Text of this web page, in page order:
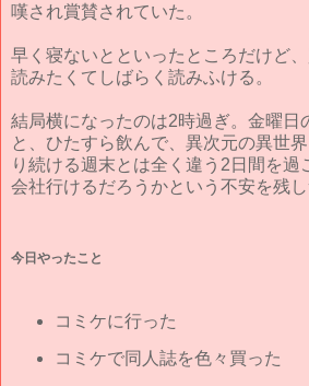
嘆され賞賛されていた。
早く寝ないとといったところだけど
読みたくてしばらく読みふける。
結局横になったのは2時過ぎ。金曜日
と、ひたすら飲んで、異次元の異世
り続ける週末とは全く違う2日間を過
会社行けるだろうかという不安を残し
今日やったこと
コミケに行った
コミケで同人誌を色々買った